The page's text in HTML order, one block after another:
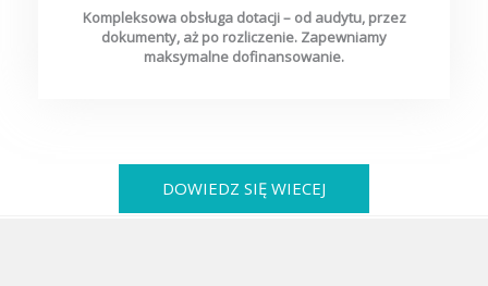
Kompleksowa obsługa dotacji – od audytu, przez
dokumenty, aż po rozliczenie. Zapewniamy
maksymalne dofinansowanie.
DOWIEDZ SIĘ WIECEJ